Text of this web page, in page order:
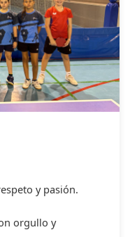
y pasión.
orgullo y